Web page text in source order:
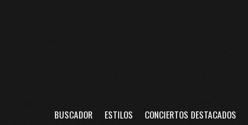
BUSCADOR ESTILOS CONCIERTOS DESTACADOS